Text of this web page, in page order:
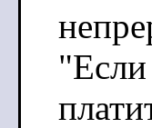
"Если